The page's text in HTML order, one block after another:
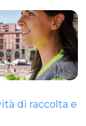
di raccolta e